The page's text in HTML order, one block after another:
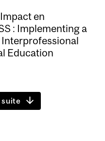
en
: Implementing a
Education
suite